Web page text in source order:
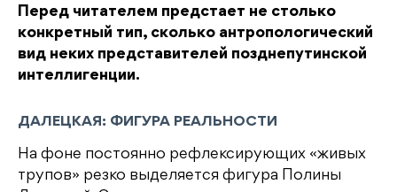
Перед читателем предстает не столько
конкретный тип, сколько антропологический
вид неких представителей позднепутинской
интеллигенции.
ДАЛЕЦКАЯ: ФИГУРА РЕАЛЬНОСТИ
На фоне постоянно рефлексирующих «живых
трупов» резко выделяется фигура Полины